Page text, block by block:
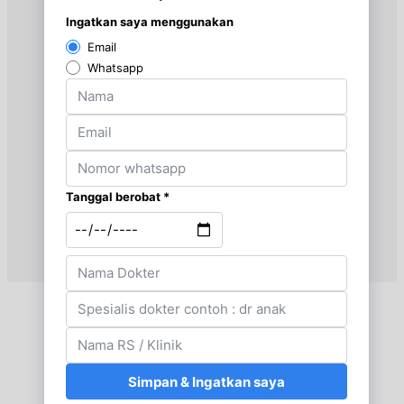
Rabu, 19/08/2026
Jam 16:00 - 20:00
Kamis, 20/08/2026
Jam 08:00 - 10:00
Jam 08:00 - 10:00
Jumat, 21/08/2026
Sabtu, 22/08/2026
Jam 09:00 - 12:00
Jam 08:00 - 10:00